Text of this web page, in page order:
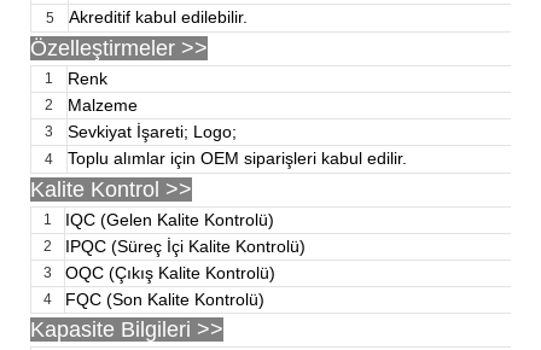
5 Akreditif kabul edilebilir.
Özelleştirmeler >>
1 Renk
2 Malzeme
3 Sevkiyat İşareti; Logo;
4 Toplu alımlar için OEM siparişleri kabul edilir.
Kalite Kontrol >>
1 IQC (Gelen Kalite Kontrolü)
2 IPQC (Süreç İçi Kalite Kontrolü)
3 OQC (Çıkış Kalite Kontrolü)
4 FQC (Son Kalite Kontrolü)
Kapasite Bilgileri >>